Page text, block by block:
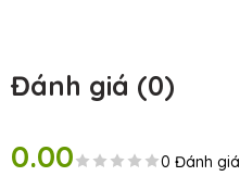
Đánh giá (0)
0.00 0 Đánh giá